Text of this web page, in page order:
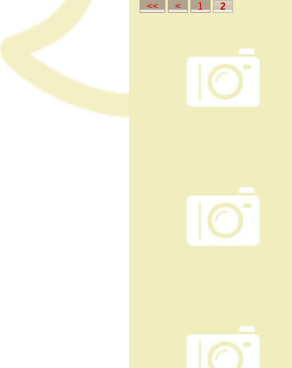
<< < 1 2